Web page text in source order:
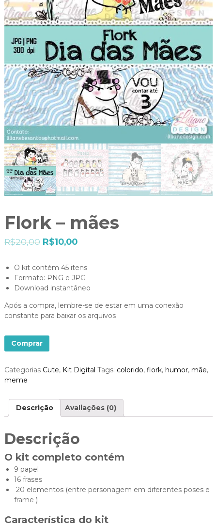
Flork – mães
R$20,00 R$10,00
O kit contém 45 itens
Formato: PNG e JPG
Download instantâneo
Após a compra, lembre-se de estar em uma conexão
constante para baixar os arquivos
Comprar
Categorias Cute, Kit Digital Tags: colorido, flork, humor, mãe,
meme
Descrição Avaliações (0)
Descrição
O kit completo contém
9 papel
16 frases
20 elementos (entre personagem em diferentes poses e
frame )
Característica do kit